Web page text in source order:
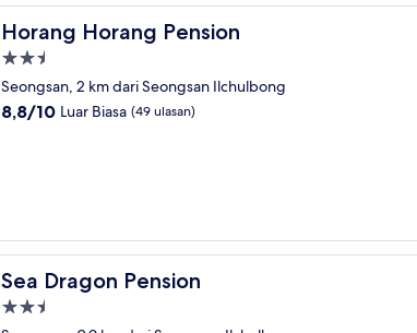
Horang Horang Pension
Horang Horang Pension
Properti
bintang
2.5
Seongsan, 2 km dari Seongsan Ilchulbong
8.8
8,8/10 Luar Biasa (49 ulasan)
Sea Dragon Pension
Sea Dragon Pension
Properti